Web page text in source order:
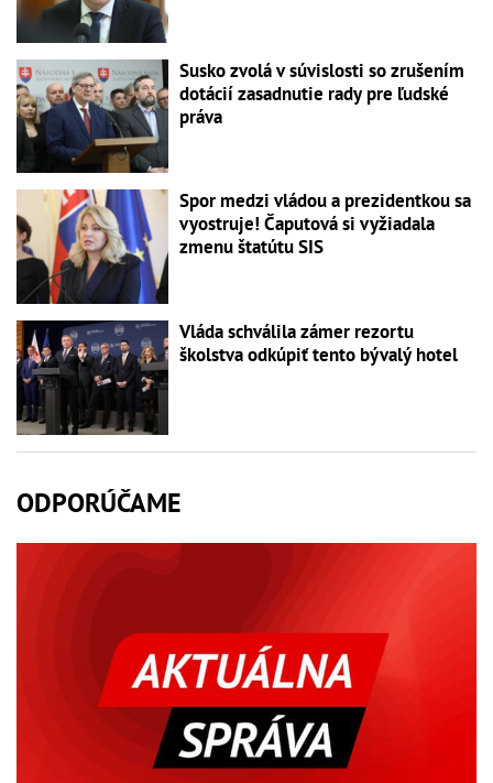
Susko zvolá v súvislosti so zrušením
dotácií zasadnutie rady pre ľudské
práva
Spor medzi vládou a prezidentkou sa
vyostruje! Čaputová si vyžiadala
zmenu štatútu SIS
Vláda schválila zámer rezortu
školstva odkúpiť tento bývalý hotel
ODPORÚČAME